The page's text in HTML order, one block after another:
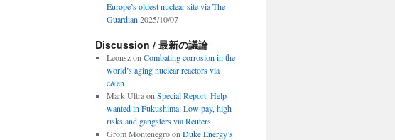
Europe’s oldest nuclear site via The
Guardian 2025/10/07
Discussion / 最新の議論
Leonszon Combating corrosion in the
world’s aging nuclear reactors via
c&en
Mark Ultraon Special Report: Help
wanted in Fukushima: Low pay, high
risks and gangsters via Reuters
Grom Montenegroon Duke Energy’s